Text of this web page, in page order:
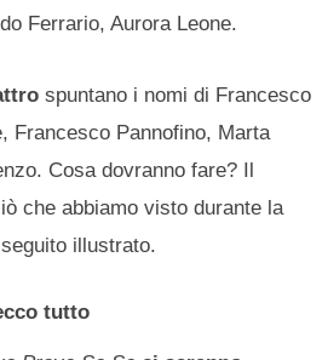
Ferrario, Aurora Leone.
spuntano i nomi di Francesco
Francesco Pannofino, Marta
Cosa dovranno fare? Il
che abbiamo visto durante la
illustrato.
tutto